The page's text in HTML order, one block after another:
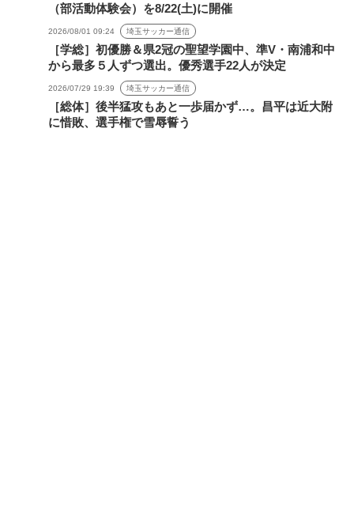
（部活動体験会）を8/22(土)に開催
2026/08/01 09:24 埼玉サッカー通信
［学総］初優勝＆県2冠の聖望学園中、準V・南浦和中
から最多５人ずつ選出。優秀選手22人が決定
2026/07/29 19:39 埼玉サッカー通信
［総体］後半猛攻もあと一歩届かず…。昌平は近大附
に惜敗、選手権で雪辱誓う